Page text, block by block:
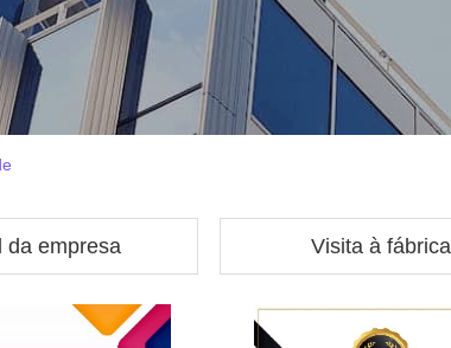
da empresa Visita à fábrica